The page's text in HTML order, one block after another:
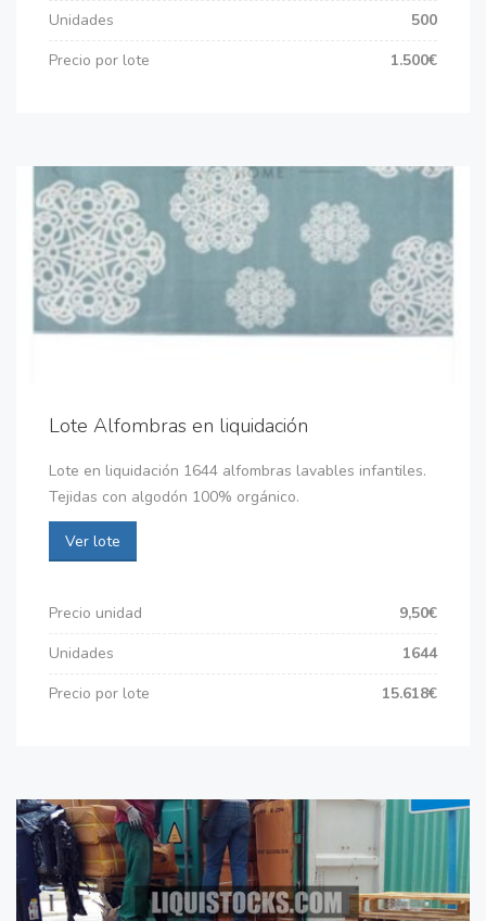
Unidades
500
Precio por lote
1.500€
Lote Alfombras en liquidación
Lote en liquidación 1644 alfombras lavables infantiles.
Tejidas con algodón 100% orgánico.
Ver lote
Precio unidad
9,50€
Unidades
1644
Precio por lote
15.618€